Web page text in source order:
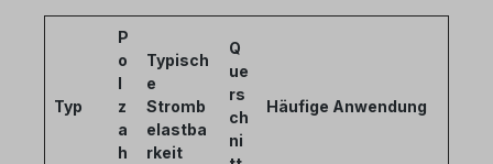
Typ
P
o
l
z
a
h
Typisch
e
Stromb
elastba
rkeit
Q
ue
rs
ch
ni
Häufige Anwendung